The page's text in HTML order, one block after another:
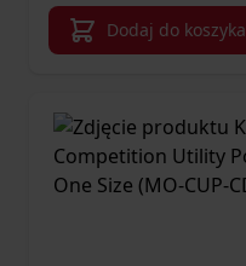
Dodaj do koszyka